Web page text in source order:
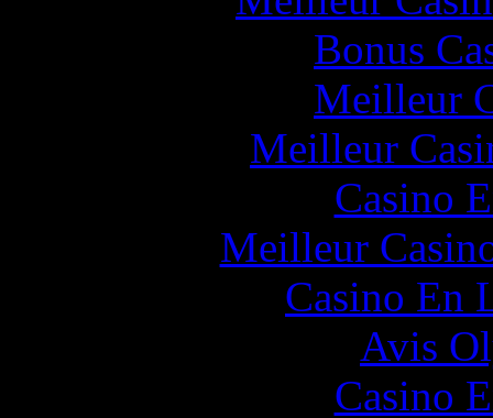
Bonus
Meilleur
Meilleur
Casino
Meilleur
Casino En
Avis
Casino